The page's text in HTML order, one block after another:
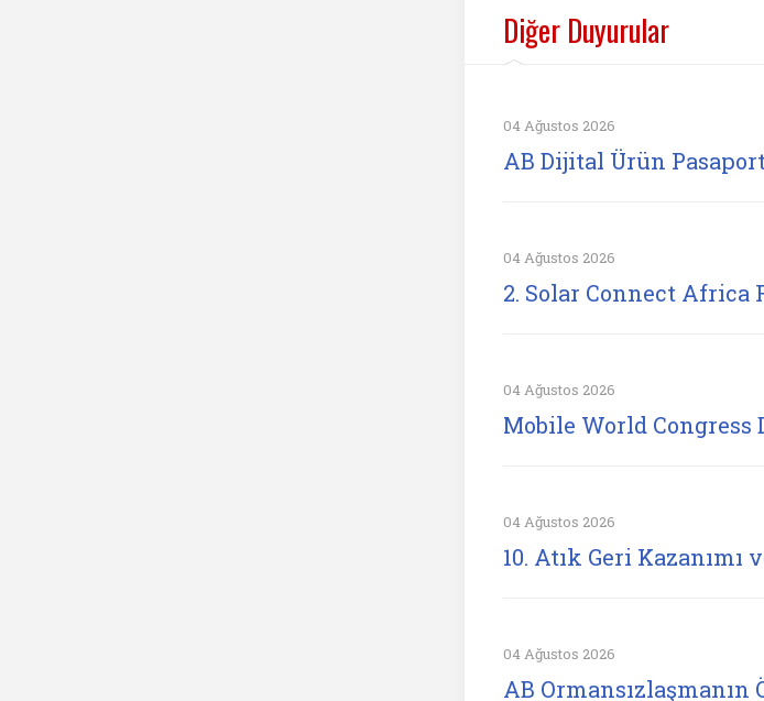
Diğer Duyurular
04 Ağustos 2026
AB Dijital Ürün
04 Ağustos 2026
2. Solar Connect Africa
04 Ağustos 2026
Mobile World Congress
04 Ağustos 2026
10. Atık Geri
04 Ağustos 2026
AB